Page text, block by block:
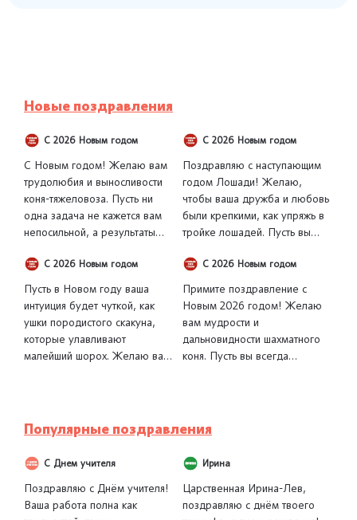
Новые поздравления
С 2026 Новым годом
С Новым годом! Желаю вам
трудолюбия и выносливости
коня-тяжеловоза. Пусть ни
одна задача не кажется вам
непосильной, а результаты
весомыми и значимыми. Пусть
ваша сила и упорство
приведут к невероятному
процветанию!
С 2026 Новым годом
Поздравляю с наступающим
годом Лошади! Желаю,
чтобы ваша дружба и любовь
были крепкими, как упряжь в
тройке лошадей. Пусть вы
одном направлении с
близкими, чувствовать
поддержку друг друга и
вместе тянуть воз общих
целей к совместному счастью.
С 2026 Новым годом
Пусть в Новом году ваша
интуиция будет чуткой, как
ушки породистого скакуна,
которые улавливают
малейший шорох. Желаю вам
принимать только верные
решения, ведущие к успеху.
С 2026 Новым годом
Примите поздравление с
Новым 2026 годом! Желаю
вам мудрости и
дальновидности шахматного
коня. Пусть вы всегда
решительный мат любым
проблемам!
Популярные поздравления
С Днем учителя
Поздравляю с Днём учителя!
Ваша работа полна как
Ирина
Царственная Ирина-Лев,
поздравляю с днём твоего